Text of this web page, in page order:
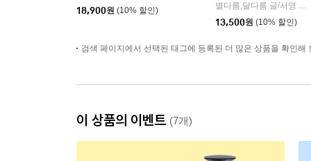
18,900원 (10% 할인)
별다름,달다름 글/서영 그림
13,500원 (10% 할인)
검색 페이지에서 선택된 태그에 등록된 더 많은 상품을 확인해
이 상품의 이벤트 (7개)